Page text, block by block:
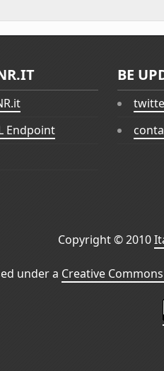
Endpoint
BE
Copyright © 2010
under a Creative